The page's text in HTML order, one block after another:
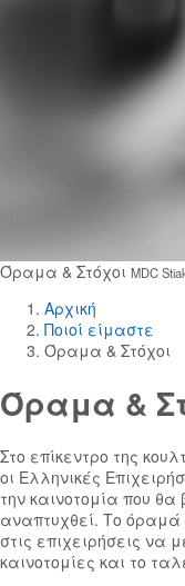
Όραμα & Στόχοι MDC
Αρχική
Ποιοί είμαστε
Όραμα & Στόχοι
Όραμα &
Στο επίκεντρο της
οι Ελληνικές
την καινοτομία που θα
αναπτυχθεί. Το όραμά
στις επιχειρήσεις να
καινοτομίες και το